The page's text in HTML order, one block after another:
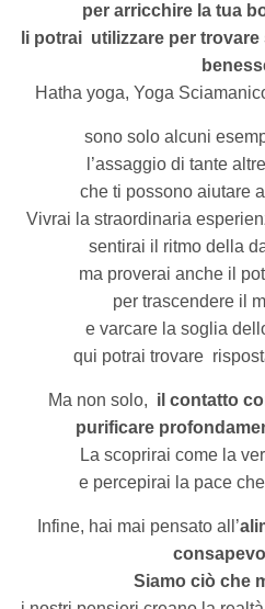
per arricchire la tua
li potrai utilizzare per
Hatha yoga, Yoga
sono solo alcuni
l’assaggio di tante
che ti possono aiutare
Vivrai la straordinaria
sentirai il ritmo della
ma proverai anche il
per trascendere il
e varcare la soglia
qui potrai trovare
Ma non solo, il contatto
purificare
La scoprirai come la
e percepirai la pace
Infine, hai mai pensato all’
Siamo ciò che